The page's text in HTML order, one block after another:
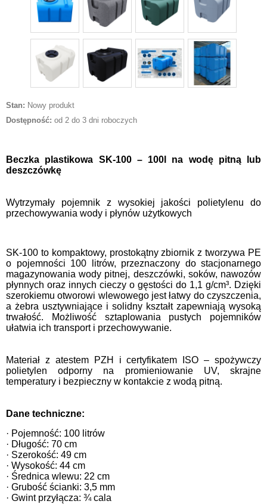
Stan: Nowy produkt
Dostępność: od 2 do 3 dni roboczych
Beczka plastikowa SK-100 – 100l na wodę pitną lub
deszczówkę
Wytrzymały pojemnik z wysokiej jakości polietylenu do
przechowywania wody i płynów użytkowych
SK-100 to kompaktowy, prostokątny zbiornik z tworzywa PE
o pojemności 100 litrów, przeznaczony do stacjonarnego
magazynowania wody pitnej, deszczówki, soków, nawozów
płynnych oraz innych cieczy o gęstości do 1,1 g/cm³. Dzięki
szerokiemu otworowi wlewowego jest łatwy do czyszczenia,
a żebra usztywniające i solidny kształt zapewniają wysoką
trwałość. Możliwość sztaplowania pustych pojemników
ułatwia ich transport i przechowywanie.
Materiał z atestem PZH i certyfikatem ISO – spożywczy
polietylen odporny na promieniowanie UV, skrajne
temperatury i bezpieczny w kontakcie z wodą pitną.
Dane techniczne:
· Pojemność: 100 litrów
· Długość: 70 cm
· Szerokość: 49 cm
· Wysokość: 44 cm
· Średnica wlewu: 22 cm
· Grubość ścianki: 3,5 mm
· Gwint przyłącza: ¾ cala